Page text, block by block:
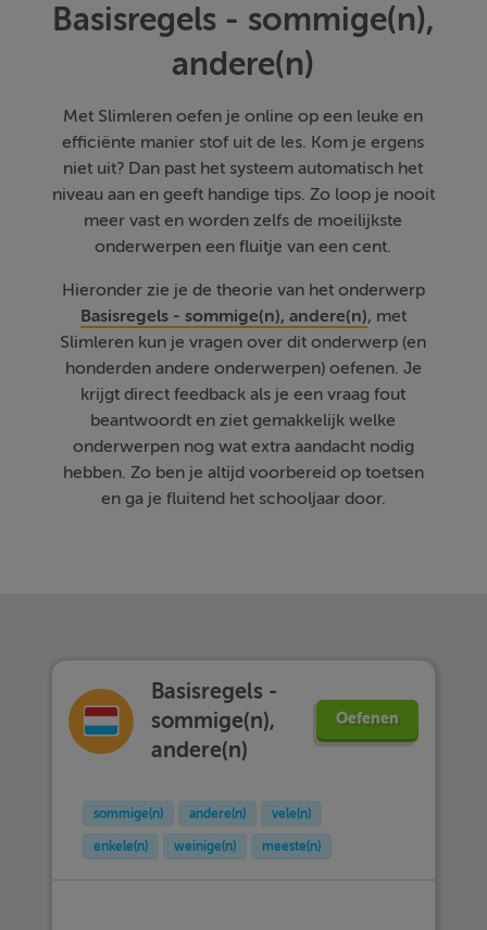
Basisregels - sommige(n),
andere(n)
Met Slimleren oefen je online op een leuke en
efficiënte manier stof uit de les. Kom je ergens
niet uit? Dan past het systeem automatisch het
niveau aan en geeft handige tips. Zo loop je nooit
meer vast en worden zelfs de moeilijkste
onderwerpen een fluitje van een cent.
Hieronder zie je de theorie van het onderwerp
Basisregels - sommige(n), andere(n), met
Slimleren kun je vragen over dit onderwerp (en
honderden andere onderwerpen) oefenen. Je
krijgt direct feedback als je een vraag fout
beantwoordt en ziet gemakkelijk welke
onderwerpen nog wat extra aandacht nodig
hebben. Zo ben je altijd voorbereid op toetsen
en ga je fluitend het schooljaar door.
Basisregels -
sommige(n),
andere(n)
Oefenen
sommige(n) andere(n) vele(n)
enkele(n) weinige(n) meeste(n)